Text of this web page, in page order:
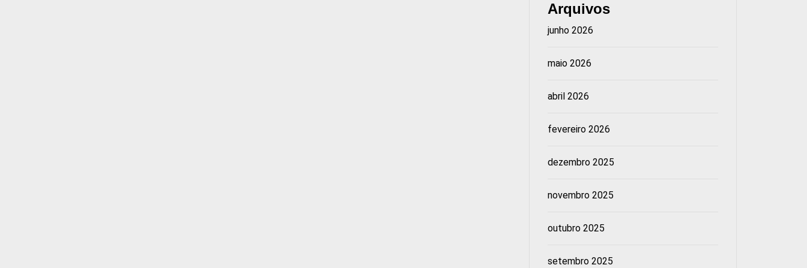
Arquivos
junho 2026
maio 2026
abril 2026
fevereiro 2026
dezembro 2025
novembro 2025
outubro 2025
setembro 2025